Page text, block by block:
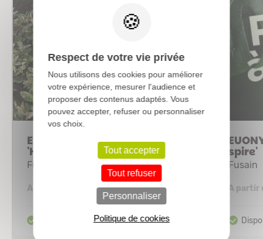
EUONYMUS fortunei
'Harlequin'
Fusain
A partir de 2,89 €
spire'
Fusain
A partir
Respect de votre vie privée
Nous utilisons des cookies pour améliorer
votre expérience, mesurer l'audience et
proposer des contenus adaptés. Vous
pouvez accepter, refuser ou personnaliser
vos choix.
Tout accepter
Tout refuser
Personnaliser
Politique de cookies